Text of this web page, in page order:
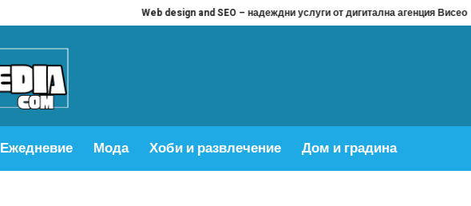
Web design and SEO – надеждни услуги от дигитална агенция Висео Цял бански
Ежедневие Мода Хоби и развлечение Дом и градина